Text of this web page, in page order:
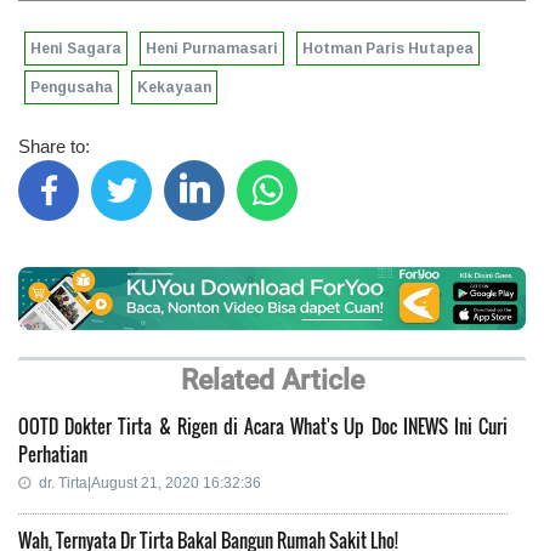
Heni Sagara Heni Purnamasari Hotman Paris Hutapea
Pengusaha Kekayaan
Share to:
Related Article
OOTD Dokter Tirta & Rigen di Acara What's Up Doc INEWS Ini Curi
Perhatian
dr. Tirta|August 21, 2020 16:32:36
Wah, Ternyata Dr Tirta Bakal Bangun Rumah Sakit Lho!